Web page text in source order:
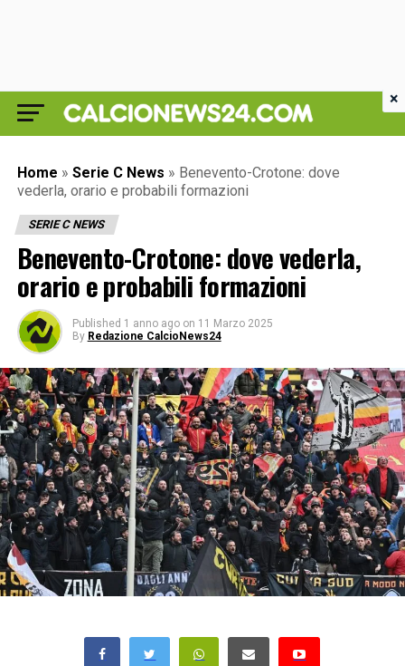
Home » Serie C News » Benevento-Crotone: dove
vederla, orario e probabili formazioni
SERIE C NEWS
Benevento-Crotone: dove vederla,
orario e probabili formazioni
Published 1 anno ago on 11 Marzo 2025
By Redazione CalcioNews24
×